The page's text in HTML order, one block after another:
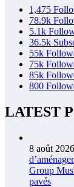
1,475
78.9k
5.1k
36.5k
55k
75k
85k
800
LATEST
8 août 2026
Group
pavés